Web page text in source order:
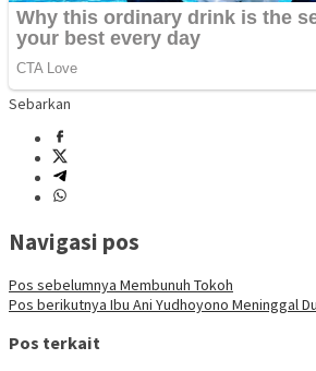
Sebarkan
Navigasi pos
Pos sebelumnya Membunuh Tokoh
Pos berikutnya Ibu Ani Yudhoyono Meninggal
Pos terkait